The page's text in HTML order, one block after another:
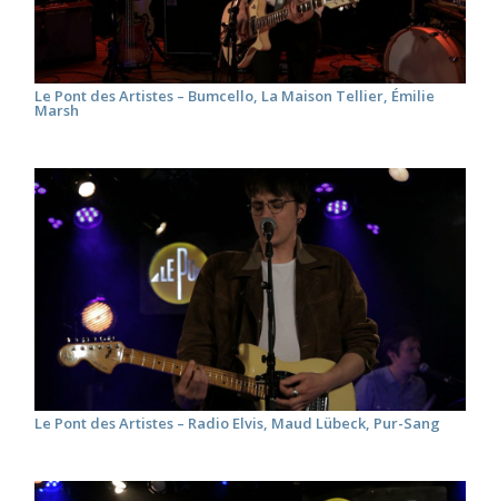
Le Pont des Artistes – Bumcello, La Maison Tellier, Émilie
Marsh
Le Pont des Artistes – Radio Elvis, Maud Lübeck, Pur-Sang